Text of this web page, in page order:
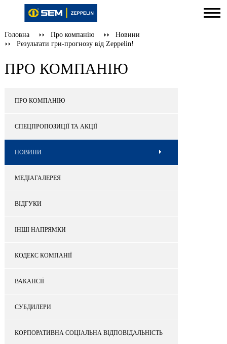
Головна Про компанію
Новини
Результати гри-прогнозу від Zeppelin!
ПРО КОМПАНІЮ
ПРО КОМПАНІЮ
СПЕЦПРОПОЗИЦІЇ ТА АКЦІЇ
НОВИНИ
МЕДІАГАЛЕРЕЯ
ВІДГУКИ
ІНШІ НАПРЯМКИ
КОДЕКС КОМПАНІЇ
ВАКАНСІЇ
СУБДИЛЕРИ
КОРПОРАТИВНА СОЦІАЛЬНА ВІДПОВІДАЛЬНІСТЬ